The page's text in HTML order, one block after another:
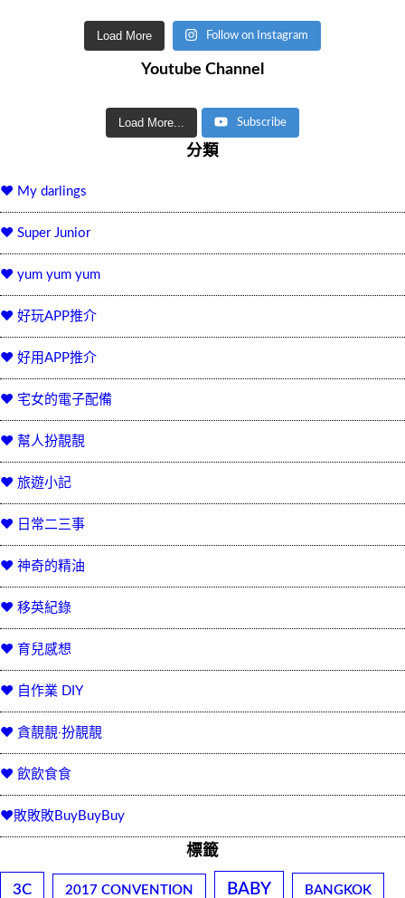
Load More Follow on Instagram
Youtube Channel
Load More... Subscribe
分類
♥ My darlings
♥ Super Junior
♥ yum yum yum
♥ 好玩APP推介
♥ 好用APP推介
♥ 宅女的電子配備
♥ 幫人扮靚靚
♥ 旅遊小記
♥ 日常二三事
♥ 神奇的精油
♥ 移英紀錄
♥ 育兒感想
♥ 自作業 DIY
♥ 貪靚靚‧扮靚靚
♥ 飲飲食食
♥敗敗敗BuyBuyBuy
標籤
3C 2017 CONVENTION BABY BANGKOK